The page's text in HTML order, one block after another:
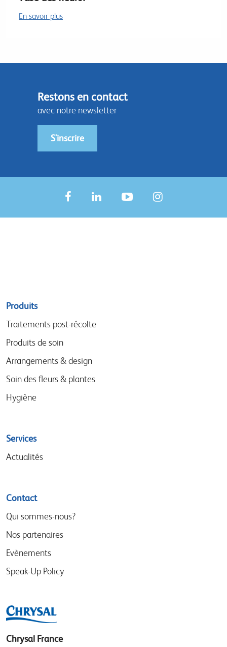
En savoir plus
Restons en contact
avec notre newsletter
S'inscrire
Sitemap
menu
Produits
Traitements post-récolte
Produits de soin
Arrangements & design
Soin des fleurs & plantes
Hygiène
Services
Actualités
Contact
Qui sommes-nous?
Nos partenaires
Evènements
Speak-Up Policy
Chrysal France